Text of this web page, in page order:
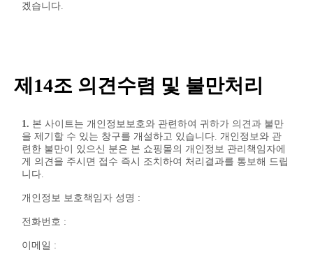
겠습니다.
제14조 의견수렴 및 불만처리
1. 본 사이트는 개인정보보호와 관련하여 귀하가 의견과 불만
을 제기할 수 있는 창구를 개설하고 있습니다. 개인정보와 관
련한 불만이 있으신 분은 본 쇼핑몰의 개인정보 관리책임자에
게 의견을 주시면 접수 즉시 조치하여 처리결과를 통보해 드립
니다.
개인정보 보호책임자 성명 :
전화번호 :
이메일 :